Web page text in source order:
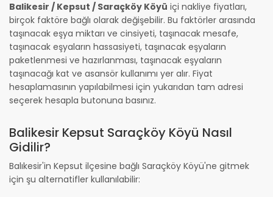
Balikesir / Kepsut / Saraçköy Köyü içi nakliye fiyatları,
birçok faktöre bağlı olarak değişebilir. Bu faktörler arasında
taşınacak eşya miktarı ve cinsiyeti, taşınacak mesafe,
taşınacak eşyaların hassasiyeti, taşınacak eşyaların
paketlenmesi ve hazırlanması, taşınacak eşyaların
taşınacağı kat ve asansör kullanımı yer alır. Fiyat
hesaplamasının yapılabilmesi için yukarıdan tam adresi
seçerek hesapla butonuna basınız.
Balikesir Kepsut Saraçköy Köyü Nasıl
Gidilir?
Balıkesir'in Kepsut ilçesine bağlı Saraçköy Köyü'ne gitmek
için şu alternatifler kullanılabilir: